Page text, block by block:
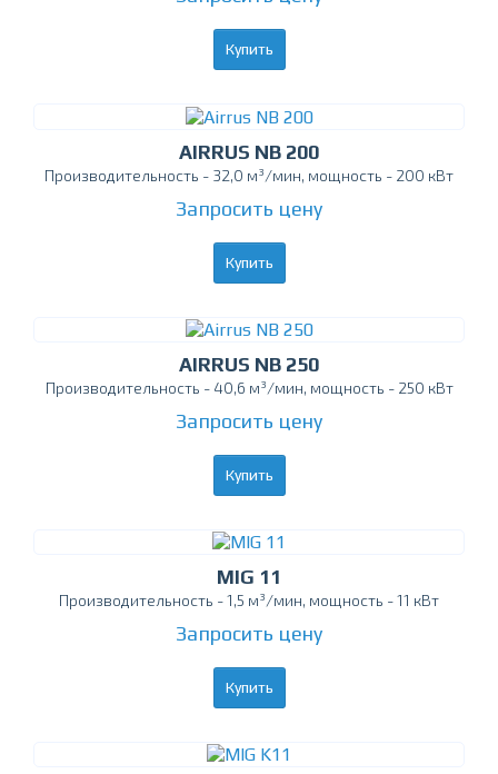
Купить
AIRRUS NB 200
Производительность - 32,0 м³/мин, мощность - 200 кВт
Запросить цену
Купить
AIRRUS NB 250
Производительность - 40,6 м³/мин, мощность - 250 кВт
Запросить цену
Купить
MIG 11
Производительность - 1,5 м³/мин, мощность - 11 кВт
Запросить цену
Купить